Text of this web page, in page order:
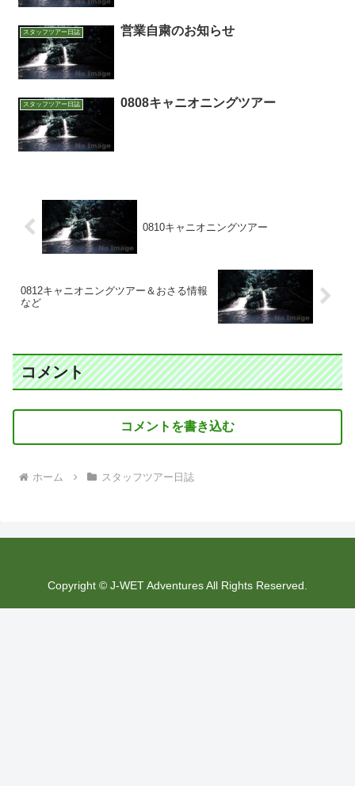
スタッフツアー日誌 営業自粛のお知らせ
スタッフツアー日誌 0808キャニオニングツアー
0810キャニオニングツアー
0812キャニオニングツアー＆おさる情報
など
コメント
コメントを書き込む
ホーム スタッフツアー日誌
Copyright © J-WET Adventures All Rights Reserved.